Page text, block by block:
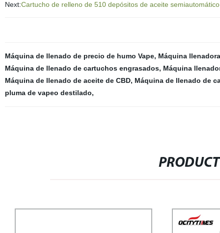
Next:Cartucho de relleno de 510 depósitos de aceite
Máquina de llenado de precio de humo Vape, Máquina
Máquina de llenado de cartuchos engrasados, Máquina
Máquina de llenado de aceite de CBD, Máquina de llenado de
pluma de vapeo destilado,